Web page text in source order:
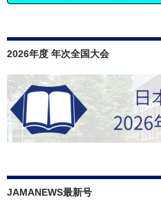
2026年度 年次全国大会
JAMANEWS最新号